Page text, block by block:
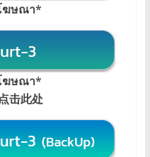
ฆษณา*
ฆษณา*
击此处